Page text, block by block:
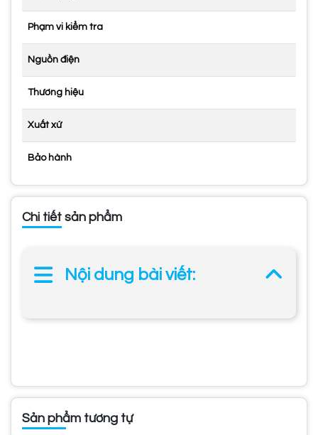
Phạm vi kiểm tra
Nguồn điện
Thương hiệu
Xuất xứ
Bảo hành
Chi tiết sản phẩm
Nội dung bài viết:
Sản phẩm tương tự